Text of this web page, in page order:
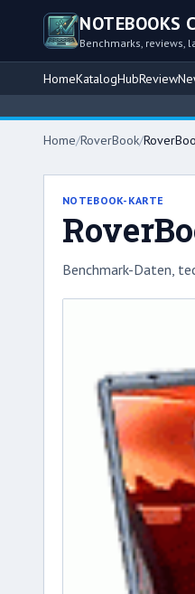
NOTEBOOKS
Benchmarks, reviews,
HomeKatalogHubReview
Home/RoverBook/
NOTEBOOK-KARTE
Benchmark-Daten,